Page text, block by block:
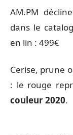
AM.PM
dans le
en lin : 499€
Cerise, prune
: le rouge
couleur 2020.